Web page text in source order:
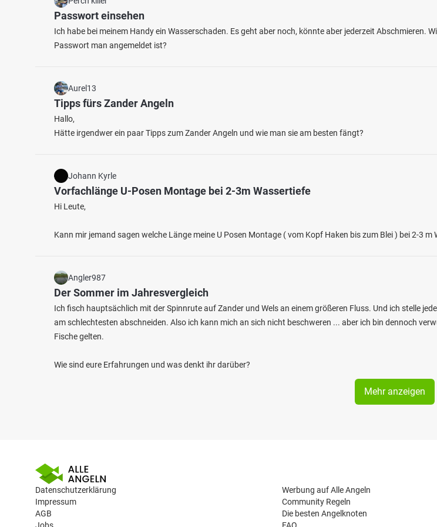
Passwort einsehen
Ich habe bei meinem Handy ein Wasserschaden. Es geht aber noch, könnte aber jederzeit Abschmieren.
Passwort man angemeldet ist?
Aurel13
Tipps fürs Zander Angeln
Hallo,
Hätte irgendwer ein paar Tipps zum Zander Angeln und wie man sie am besten fängt?
Johann Kyrle
Vorfachlänge U-Posen Montage bei 2-3m Wassertiefe
Hi Leute,
Kann mir jemand sagen welche Länge meine U Posen Montage ( vom Kopf Haken bis zum Blei ) bei 2-3 m
Angler987
Der Sommer im Jahresvergleich
Ich fisch hauptsächlich mit der Spinnrute auf Zander und Wels an einem größeren Fluss. Und ich stelle
am schlechtesten abschneiden. Also ich kann mich an sich nicht beschweren ... aber ich bin dennoch
Fische gelten.
Wie sind eure Erfahrungen und was denkt ihr darüber?
Mehr anzeigen
Datenschutzerklärung
Impressum
AGB
Werbung auf Alle Angeln
Community Regeln
Die besten Angelknoten